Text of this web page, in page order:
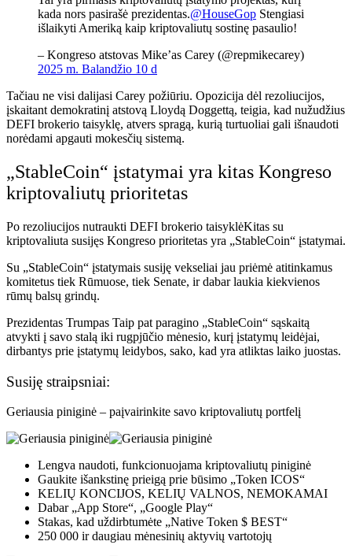
kada nors pasirašė prezidentas.@HouseGop Stengiasi
išlaikyti Ameriką kaip kriptovaliutų sostinę pasaulio!
– Kongreso atstovas Mike’as Carey (@repmikecarey)
2025 m. Balandžio 10 d
Tačiau ne visi dalijasi Carey požiūriu. Opozicija dėl rezoliucijos,
įskaitant demokratinį atstovą Lloydą Doggettą, teigia, kad nužudžius
DEFI brokerio taisyklę, atvers spragą, kurią turtuoliai gali išnaudoti
norėdami apgauti mokesčių sistemą.
„StableCoin“ įstatymai yra kitas Kongreso
kriptovaliutų prioritetas
Po rezoliucijos nutraukti DEFI brokerio taisyklėKitas su
kriptovaliuta susijęs Kongreso prioritetas yra „StableCoin“ įstatymai.
Su „StableCoin“ įstatymais susiję vekseliai jau priėmė atitinkamus
komitetus tiek Rūmuose, tiek Senate, ir dabar laukia kiekvienos
rūmų balsų grindų.
Prezidentas Trumpas Taip pat paragino „StableCoin“ sąskaitą
atvykti į savo stalą iki rugpjūčio mėnesio, kurį įstatymų leidėjai,
dirbantys prie įstatymų leidybos, sako, kad yra atliktas laiko juostas.
Susiję straipsniai:
Geriausia piniginė – paįvairinkite savo kriptovaliutų portfelį
Lengva naudoti, funkcionuojama kriptovaliutų piniginė
Gaukite išankstinę prieigą prie būsimo „Token ICOS“
KELIŲ KONCIJOS, KELIŲ VALNOS, NEMOKAMAI
Dabar „App Store“, „Google Play“
Stakas, kad uždirbtumėte „Native Token $ BEST“
250 000 ir daugiau mėnesinių aktyvių vartotojų